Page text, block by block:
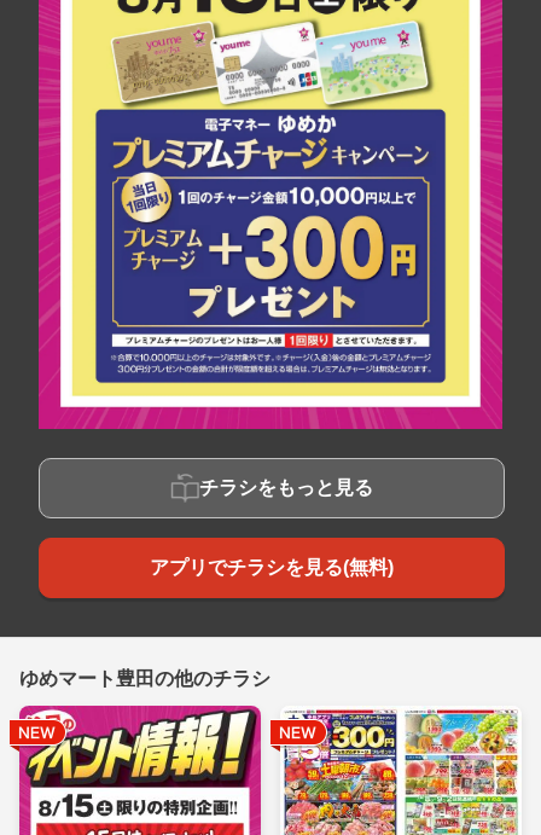
チラシをもっと見る
アプリでチラシを見る(無料)
ゆめマート豊田の他のチラシ